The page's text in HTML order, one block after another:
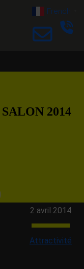
French
2014
2 avril 2014
Attractivité